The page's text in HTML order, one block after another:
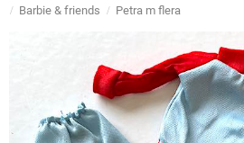
Barbie & friends Petra m flera